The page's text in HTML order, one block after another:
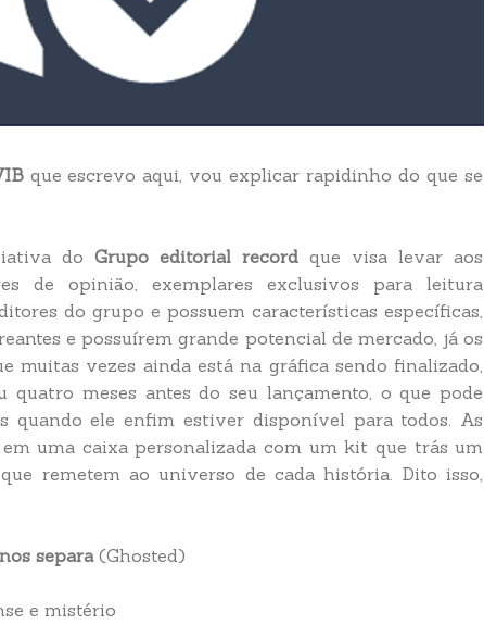
que escrevo aqui, vou explicar rapidinho do que se
do Grupo editorial recordque visa levar aos
de opinião, exemplares exclusivos para leitura
do grupo e possuem características específicas,
e possuírem grande potencial de mercado, já os
muitas vezes ainda está na gráfica sendo finalizado,
meses antes do seu lançamento, o que pode
quando ele enfim estiver disponível para todos. As
uma caixa personalizada com um kit que trás um
remetem ao universo de cada história. Dito isso,
separa(Ghosted)
e mistério